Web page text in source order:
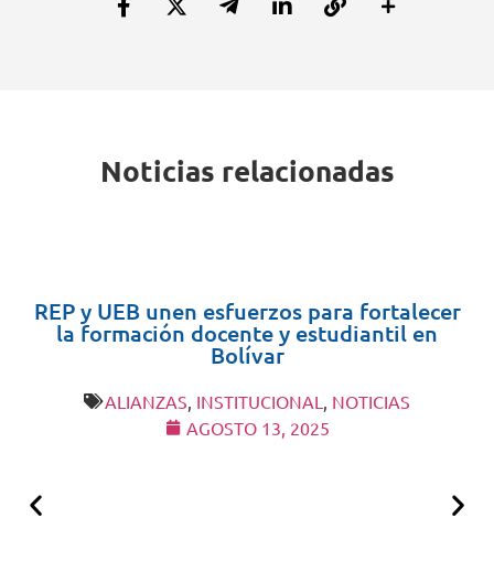
Noticias relacionadas
REP y UEB unen esfuerzos para fortalecer
la formación docente y estudiantil en
Bolívar
ALIANZAS, INSTITUCIONAL , NOTICIAS
AGOSTO 13, 2025